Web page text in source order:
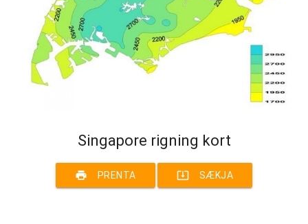
Singapore rigning kort
print PRENTA system_update_alt SÆKJA